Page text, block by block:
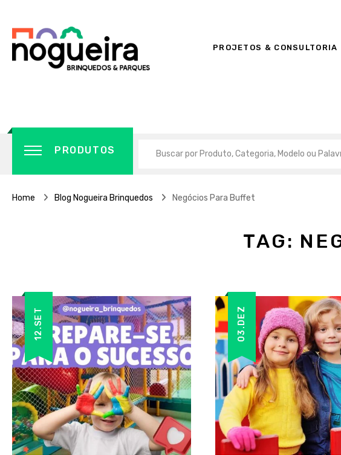
PROJETOS & CONSULTORIA
PRODUTOS
Home Blog Nogueira Brinquedos Negócios Para Buffet
TAG:
12.SET 03.DEZ